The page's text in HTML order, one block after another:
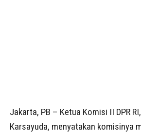
Jakarta, PB – Ketua Komisi II DPR
Karsayuda, menyatakan komisinya